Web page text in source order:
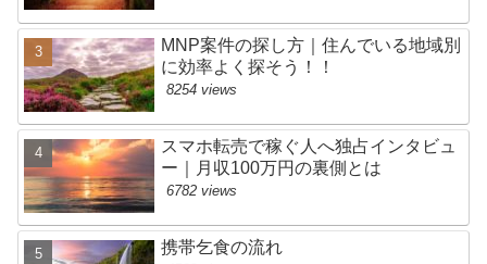
MNP案件の探し方｜住んでいる地域別
に効率よく探そう！！
8254 views
スマホ転売で稼ぐ人へ独占インタビュ
ー｜月収100万円の裏側とは
6782 views
携帯乞食の流れ